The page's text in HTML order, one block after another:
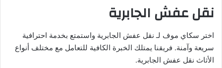
نقل عفش الجابرية
اختر سكاي موف لـ نقل عفش الجابرية واستمتع بخدمة احترافية
سريعة وآمنة. فريقنا يمتلك الخبرة الكافية للتعامل مع مختلف أنواع
الأثاث نقل عفش الجابرية.